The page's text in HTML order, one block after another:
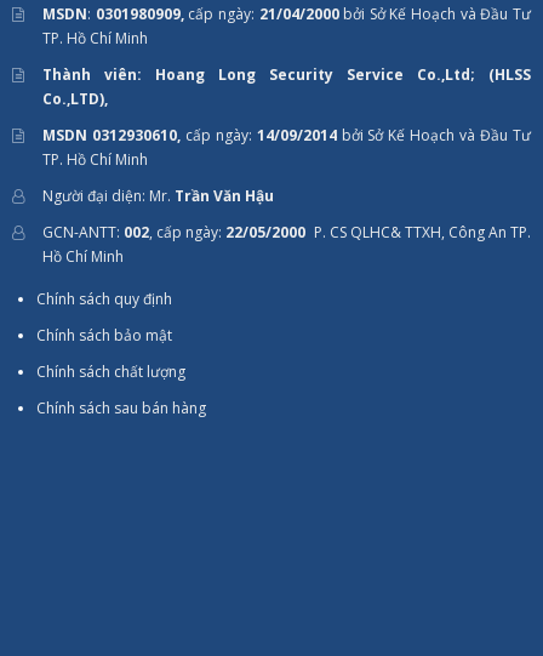
MSDN: 0301980909,cấp ngày: 21/04/2000bởi Sở Kế Hoạch và Đầu Tư
TP. Hồ Chí Minh
Thành viên: Hoang Long Security Service Co.,Ltd; (HLSS
Co.,LTD),
MSDN 0312930610,cấp ngày: 14/09/2014bởi Sở Kế Hoạch và Đầu Tư
TP. Hồ Chí Minh
Người đại diện: Mr. Trần Văn Hậu
GCN-ANTT: 002, cấp ngày: 22/05/2000 P. CS QLHC& TTXH, Công An TP.
Hồ Chí Minh
Chính sách quy định
Chính sách bảo mật
Chính sách chất lượng
Chính sách sau bán hàng